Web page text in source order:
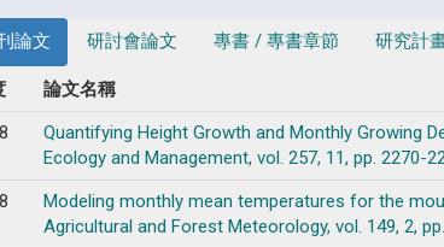
論文 研討會論文 專書 / 專書章節 研究計
論文名稱
Quantifying Height Growth and Monthly Growing
Ecology and Management, vol. 257, 11, pp. 2270-
Modeling monthly mean temperatures for the
Agricultural and Forest Meteorology, vol. 149, 2,